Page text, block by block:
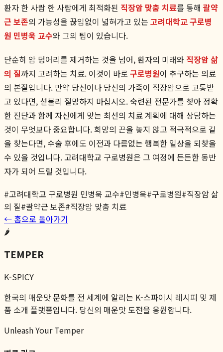
환자 한 사람 한 사람에게 최적화된 직장암 맞춤 치료를 통해괄약
근 보존의 가능성을 끊임없이 넓혀가고 있는 고려대학교 구로병
원 민병욱 교수와 그의 팀이 있습니다.
단순히 암 덩어리를 제거하는 것을 넘어, 환자의 미래와 직장암 삶
의 질까지 고려하는 치료. 이것이 바로 구로병원이 추구하는 의료
의 본질입니다. 만약 당신이나 당신의 가족이 직장암으로 고통받
고 있다면, 섣불리 절망하지 마십시오. 숙련된 전문가를 찾아 정확
한 진단과 함께 자신에게 맞는 최선의 치료 계획에 대해 상담하는
것이 무엇보다 중요합니다. 희망의 끈을 놓지 않고 적극적으로 길
을 찾는다면, 수술 후에도 이전과 다름없는 행복한 일상을 되찾을
수 있을 것입니다. 고려대학교 구로병원은 그 여정에 든든한 동반
자가 되어 드릴 것입니다.
#고려대학교 구로병원 민병욱 교수#민병욱#구로병원#직장암 삶
의 질#괄약근 보존#직장암 맞춤 치료
← 홈으로 돌아가기
🌶️
TEMPER
K-SPICY
한국의 매운맛 문화를 전 세계에 알리는 K-스파이시 레시피 및 제
품 소개 플랫폼입니다. 당신의 매운맛 도전을 응원합니다.
Unleash Your Temper